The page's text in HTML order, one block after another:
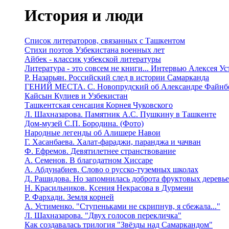
История и люди
Список литераторов, связанных с Ташкентом
Стихи поэтов Узбекистана военных лет
Айбек - классик узбекской литературы
Литература - это совсем не книги... Интервью Алексея
Р. Назарьян. Российский след в истории Самарканда
ГЕНИЙ МЕСТА. C. Новопрудский об Александре
Кайсын Кулиев и Узбекистан
Ташкентская сенсация Корнея Чуковского
Л. Шахназарова. Памятник А.С. Пушкину в Ташкенте
Дом-музей С.П. Бородина. (Фото)
Народные легенды об Алишере Навои
Г. Хасанбаева. Халат-фараджи, паранджа и чачван
Ф. Ефремов. Девятилетнее странствование
А. Семенов. В благодатном Хиссаре
А. Абдунабиев. Слово о русско-туземных школах
Д. Рашидова. Но запомнилась доброта фруктовых
Н. Красильников. Ксения Некрасова в Дурмени
Р. Фархади. Земля корней
А. Устименко. "Ступеньками не скрипнув, я сбежала..."
Л. Шахназарова. "Двух голосов перекличка"
Как создавалась трилогия "Звёзды над Самаркандом"